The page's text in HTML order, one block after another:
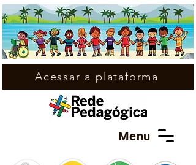
Menu
Acessar a plataforma